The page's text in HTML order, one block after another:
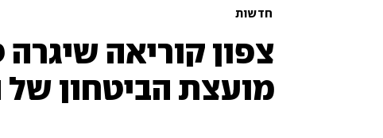
חדשות
צפון קוריאה שיגרה
מועצת הביטחון של